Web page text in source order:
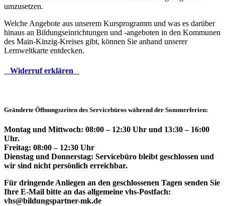
umzusetzen.
Welche Angebote aus unserem Kursprogramm und was es darüber
hinaus an Bildungseinrichtungen und -angeboten in den Kommunen
des Main-Kinzig-Kreises gibt, können Sie anhand unserer
Lernweltkarte entdecken.
Widerruf erklären
Geänderte Öffnungszeiten des Servicebüros während der Sommerferien:
Montag und Mittwoch: 08:00 – 12:30 Uhr und 13:30 – 16:00
Uhr.
Freitag: 08:00 – 12:30 Uhr
Dienstag und Donnerstag: Servicebüro bleibt geschlossen und
wir sind nicht persönlich erreichbar.
Für dringende Anliegen an den geschlossenen Tagen senden Sie
Ihre E-Mail bitte an das allgemeine vhs-Postfach:
vhs@bildungspartner-mk.de